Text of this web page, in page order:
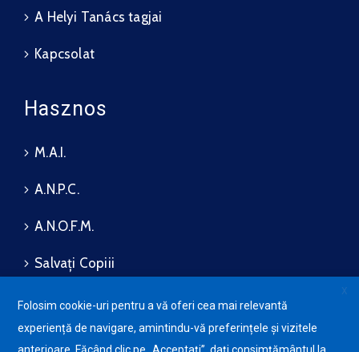
A Helyi Tanács tagjai
Kapcsolat
Hasznos
M.A.I.
A.N.P.C.
A.N.O.F.M.
Salvați Copiii
Bizalmassági és
adatvédelmi politika
Avansis
X
Folosim cookie-uri pentru a vă oferi cea mai relevantă
experiență de navigare, amintindu-vă preferințele și vizitele
anterioare. Făcând clic pe „Acceptați”, dați consimțământul la